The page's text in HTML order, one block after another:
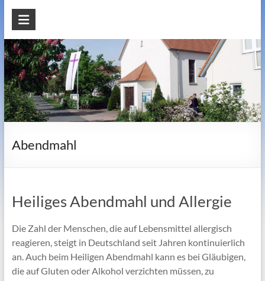
Abendmahl
Heiliges Abendmahl und Allergie
Die Zahl der Menschen, die auf Lebensmittel allergisch
reagieren, steigt in Deutschland seit Jahren kontinuierlich
an. Auch beim Heiligen Abendmahl kann es bei Gläubigen,
die auf Gluten oder Alkohol verzichten müssen, zu